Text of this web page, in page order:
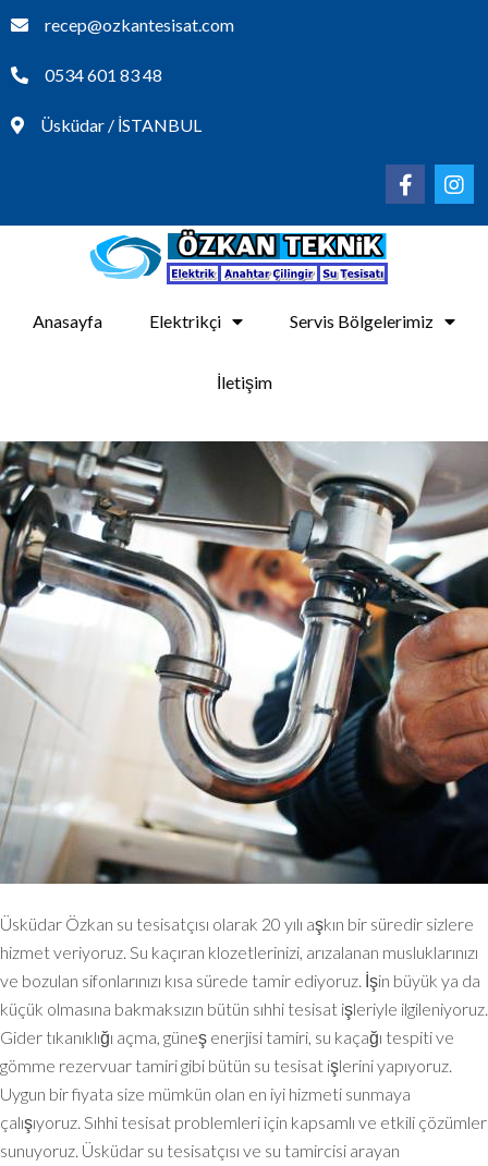
recep@ozkantesisat.com
0534 601 83 48
Üsküdar / İSTANBUL
Anasayfa Elektrikçi Servis Bölgelerimiz
İletişim
Üsküdar Özkan su tesisatçısı olarak 20 yılı aşkın bir süredir sizlere
hizmet veriyoruz. Su kaçıran klozetlerinizi, arızalanan musluklarınızı
ve bozulan sifonlarınızı kısa sürede tamir ediyoruz. İşin büyük ya da
küçük olmasına bakmaksızın bütün sıhhi tesisat işleriyle ilgileniyoruz.
Gider tıkanıklığı açma, güneş enerjisi tamiri, su kaçağı tespiti ve
gömme rezervuar tamiri gibi bütün su tesisat işlerini yapıyoruz.
Uygun bir fiyata size mümkün olan en iyi hizmeti sunmaya
çalışıyoruz. Sıhhi tesisat problemleri için kapsamlı ve etkili çözümler
sunuyoruz. Üsküdar su tesisatçısı ve su tamircisi arayan